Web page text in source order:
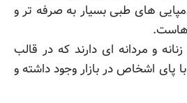
های طبی بسیار به صرفه تر و
هاست.
و مردانه ای دارند که در قالب
اشخاص در بازار وجود داشته و